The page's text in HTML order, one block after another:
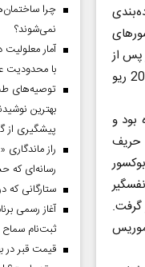
پس از
چهار دور مسابقه در نهایت دو نفر از آنان سهمیه مستقیم ورود به بازی‌های المپیک 2016 ریو
بود و
حریف
گرفت.
چرا
نمی‌شوند؟
با محدودیت
توصیه‌های
بهترین
پیشگیری از
راز ماندگاری
رسانه‌ای که
ستارگانی که در جام
ثبت‌نام سماح به ۱.۷ میلیون